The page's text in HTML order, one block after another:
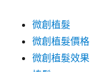
微創植髮
微創植髮價格
微創植髮效果